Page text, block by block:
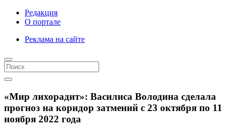
Редакция
О портале
Реклама на сайте
«Мир лихорадит»: Василиса Володина сделала
прогноз на коридор затмений с 23 октября по 11
ноября 2022 года